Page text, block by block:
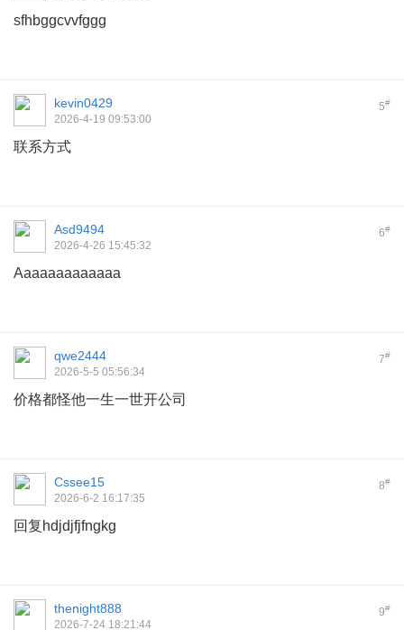
sfhbggcvvfggg
5#
kevin0429
2026-4-19 09:53:00
联系方式
6#
Asd9494
2026-4-26 15:45:32
Aaaaaaaaaaaaa
7#
qwe2444
2026-5-5 05:56:34
价格都怪他一生一世开公司
8#
Cssee15
2026-6-2 16:17:35
回复hdjdjfjfngkg
9#
thenight888
2026-7-24 18:21:44